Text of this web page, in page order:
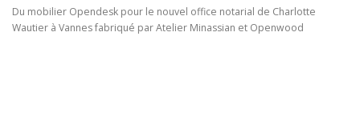
Du mobilier Opendesk pour le nouvel office notarial de Charlotte
Wautier à Vannes fabriqué par Atelier Minassian et Openwood